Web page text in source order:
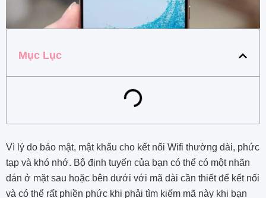
Mục Lục
Vì lý do bảo mật, mật khẩu cho kết nối Wifi thường dài, phức
tạp và khó nhớ. Bộ định tuyến của bạn có thể có một nhãn
dán ở mặt sau hoặc bên dưới với mã dài cần thiết để kết nối
và có thể rất phiền phức khi phải tìm kiếm mã này khi bạn